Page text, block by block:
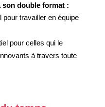
son double format :
travailler en équipe
pour celles qui le
à travers toute